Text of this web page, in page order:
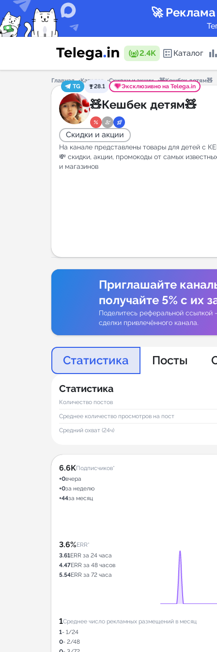
🚀
2.4K Каталог
Каталог
Главная Каталог Скидки и акции
🧸Кешбек детям🧸
TG
28.1 Эксклюзивно на Telega.in
🧸Кешбек детям🧸
Скидки и акции
На канале представлены товары для детей с
💸 скидки, акции, промокоды от самых
и магазинов
Приглашайте
получайте 5% с их
Поделитесь реферальной ссылкой
сделки привлечённого канала.
Статистика Посты
Статистика
Количество постов
Среднее количество просмотров на пост
Средний охват (24ч)
6.6KПодписчиков*
+0вчера
+0за неделю
+44за месяц
3.6%ERR*
3.61ERR за 24 часа
4.47ERR за 48 часов
5.54ERR за 72 часа
1Среднее число рекламных размещений в месяц
1- 1/24
0- 2/48